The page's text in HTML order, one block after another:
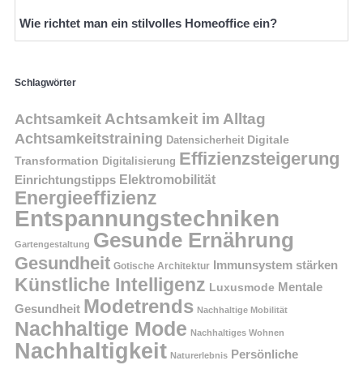
Wie richtet man ein stilvolles Homeoffice ein?
Schlagwörter
Achtsamkeit Achtsamkeit im Alltag
Achtsamkeitstraining Datensicherheit Digitale
Transformation Digitalisierung Effizienzsteigerung
Einrichtungstipps Elektromobilität
Energieeffizienz
Entspannungstechniken
Gartengestaltung Gesunde Ernährung
Gesundheit Gotische Architektur Immunsystem stärken
Künstliche Intelligenz Luxusmode Mentale
Gesundheit Modetrends Nachhaltige Mobilität
Nachhaltige Mode Nachhaltiges Wohnen
Nachhaltigkeit Naturerlebnis Persönliche